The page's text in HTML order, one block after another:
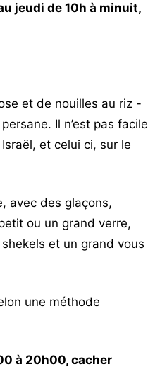
jeudi de 10h à minuit,
et de nouilles au riz -
Il n’est pas facile
et celui ci, sur le
avec des glaçons,
ou un grand verre,
et un grand vous
une méthode
à 20h00, cacher